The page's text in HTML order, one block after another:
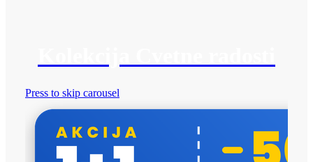
Press to skip carousel